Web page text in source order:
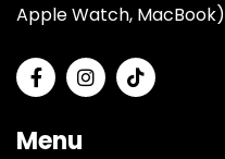
Apple Watch, MacBook)
Menu